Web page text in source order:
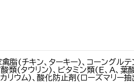
禽脂(チキン、ターキー)、コーングルテ
類(タウリン)、ビタミン類(E、A、葉酸
ウム)、酸化防止剤(ローズマリー抽